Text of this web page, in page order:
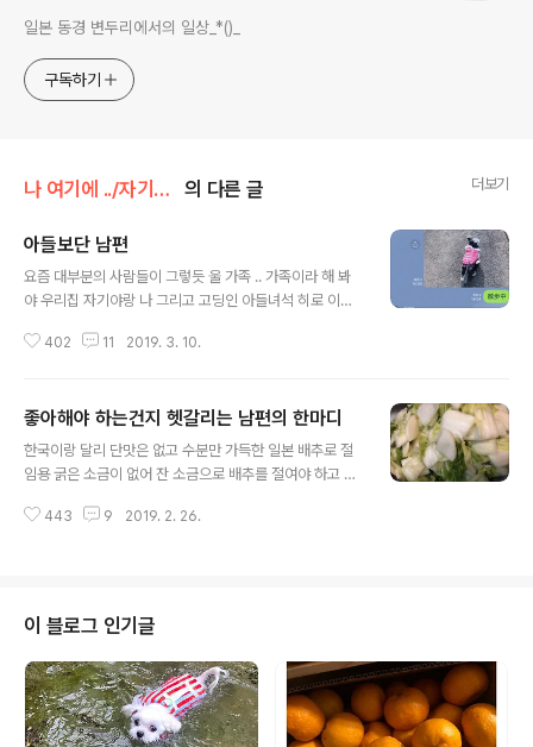
일본 동경 변두리에서의 일상_*()_
구독하기
나 여기에 ../자기야 이야기 의 다른 글 더보기
아들보단 남편
요즘 대부분의 사람들이 그렇듯 울 가족 .. 가족이라 해 봐
야 우리집 자기야랑 나 그리고 고딩인 아들녀석 히로 이렇
인방을 하면서 요즘 드는 생각이 있는데 바로 울 고딩 아들
도로 차가운 녀석이구나 싶다 분명 가족 단체방인데 내가
단체방에 보내는 라인에 좀체 답이 없다 단체 라인방이 아
닌 히로에게 보내는 라인엔 당연히 답을 잘 보내오는데 가
이랑 동네 산책을 나갔다가 단체 라인방에 사진을 올려도
402 11 2019. 3. 10.
좋아해야 하는건지 헷갈리는 남편의 한마디
한국이랑 달리 단맛은 없고 수분만 가득한 일본 배추로 절
임용 굵은 소금이 없어 잔 소금으로 배추를 절여야 하고 무
로 김치란걸 담궈 보지 않았던 내가 한국 배추를 비롯 완벽
지인의 소개로 일본에 온지 20년만에 처음으로 인터넷으
로 김치를 주문해 먹어 보았다 어라?? 맛있네 가격도 착하
잖아 .. 그래서 그 후 두 번을 인터넷으로 김치를 주문해다
먹었다 일본 20년만에 처음으로 주문해 먹는 김치 맛도 괜
찮고 무엇보다 이리 편할수가 ... 그렇게 넉달째 남이 만든
김치를 먹고 있다 일본인 남편인..
443 9 2019. 2. 26.
이 블로그 인기글